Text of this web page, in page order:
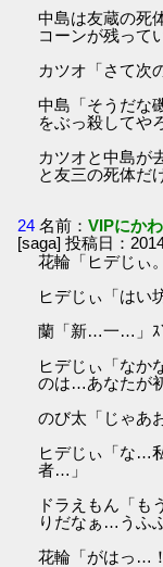
中島は友蔵の死
コーンが残って
カツオ「さて次
中島「そうだな
をぶっ殺してや
カツオと中島が
と友三の死体だ
24 名前：VIPにか
[saga] 投稿日：
花輪「ヒデじぃ
ヒデじぃ「はい
蘭「新…一…」ｽ
ヒデじぃ「なか
のは…あなたが
のび太「じゃあ
ヒデじぃ「な…
者…」
ドラえもん「も
りだなぁ…うふ
花輪「がはっ…